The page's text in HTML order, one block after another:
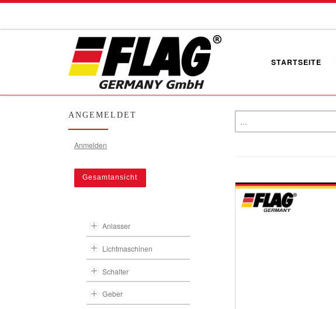
STARTSEITE
ANGEMELDET
Anmelden
Gesamtansicht
Anlasser
Lichtmaschinen
Schalter
Geber